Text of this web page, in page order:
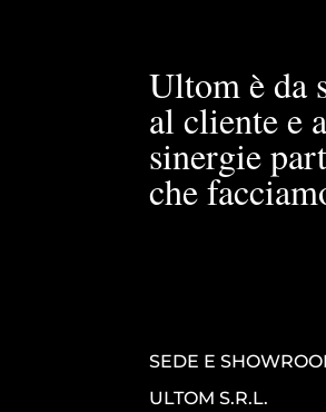
Ultom è da
al cliente e
sinergie
che
SEDE E
ULTOM S.R.L.